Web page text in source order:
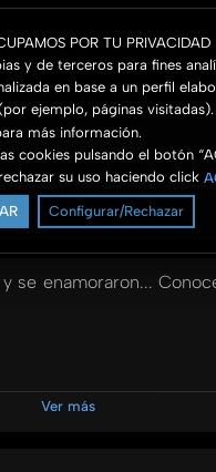
POR TU PRIVACIDAD
y de terceros para fines
en base a un perfil
ejemplo, páginas
más información.
cookies pulsando el botón
su uso haciendo click
Configurar/Rechazar
enamoraron...
palabra
Ver más